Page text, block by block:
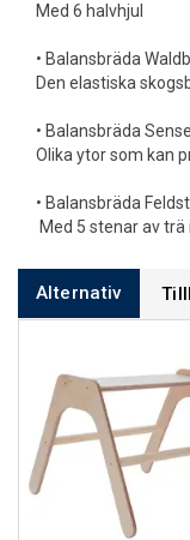
Med 6 halvhjul
• Balansbräda
Den elastiska
• Balansbräda
Olika ytor som kan
• Balansbräda
Med 5 stenar av trä
Alternativ